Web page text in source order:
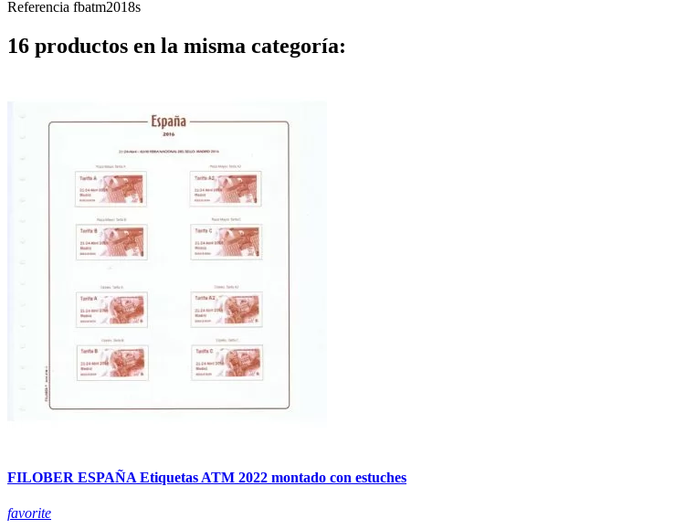
Referencia fbatm2018s
16 productos en la misma categoría:
FILOBER ESPAÑA Etiquetas ATM 2022 montado con estuches
favorite